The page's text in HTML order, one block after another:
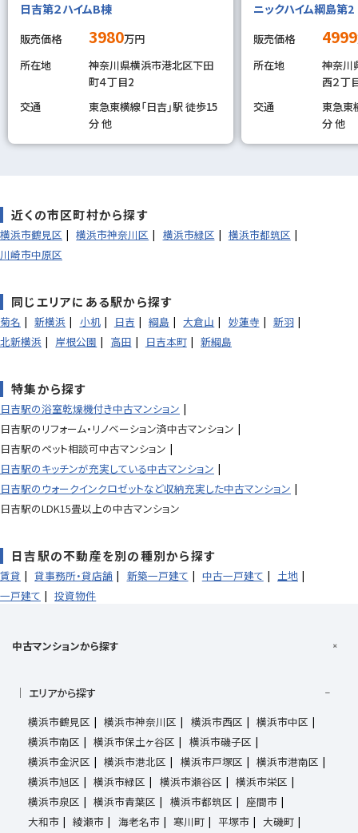
日吉第２ハイムB棟
販売価格 3980万円
所在地
神奈川県横浜市港北区下田
町４丁目2
交通
東急東横線「日吉」駅 徒歩15
分 他
ニックハイム綱島第2
販売価格 4999
所在地
神奈川
西２丁
交通
東急東
分 他
近くの市区町村から探す
横浜市鶴見区 横浜市神奈川区 横浜市緑区
横浜市都筑区
川崎市中原区
同じエリアにある駅から探す
菊名 新横浜 小机 日吉 綱島 大倉山 妙蓮寺
新羽
北新横浜
岸根公園 高田 日吉本町 新綱島
特集から探す
日吉駅の浴室乾燥機付き中古マンション
日吉駅のリフォーム・リノベーション済中古マンション
日吉駅のペット相談可中古マンション
日吉駅のキッチンが充実している中古マンション
日吉駅のウォークインクロゼットなど収納充実した中古マンション
日吉駅のLDK15畳以上の中古マンション
日吉駅の不動産を別の種別から探す
賃貸 貸事務所・貸店舗 新築一戸建て 中古一戸建て
土地
一戸建て
投資物件
中古マンションから探す
エリアから探す
横浜市鶴見区
横浜市神奈川区 横浜市西区
横浜市中区
横浜市南区
横浜市保土ヶ谷区
横浜市磯子区
横浜市金沢区
横浜市港北区 横浜市戸塚区
横浜市港南区
横浜市旭区
横浜市緑区 横浜市瀬谷区
横浜市栄区
横浜市泉区
横浜市青葉区 横浜市都筑区
座間市
大和市
綾瀬市 海老名市 寒川町 平塚市
大磯町